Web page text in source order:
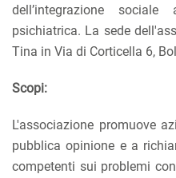
dell’integrazione
psichiatrica. La sede
Tina in Via di Corticella 6,
Scopi:
L'associazione promuove
pubblica opinione e a
competenti sui problemi